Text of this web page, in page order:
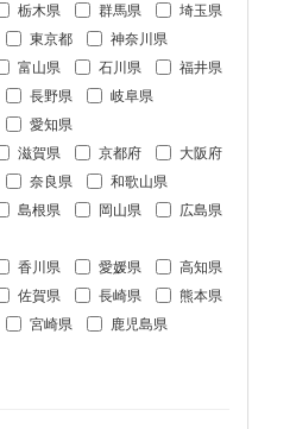
栃木県 群馬県
埼玉県
東京都 神奈川県
富山県 石川県
福井県
長野県
岐阜県
愛知県
滋賀県 京都府
大阪府
奈良県 和歌山県
島根県 岡山県
広島県
香川県 愛媛県 高知県
佐賀県 長崎県
熊本県
宮崎県
鹿児島県